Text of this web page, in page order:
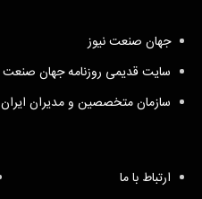
جهان صنعت نیوز
سایت قدیمی روزنامه جهان صنعت
سازمان متخصصین و مدیران ایران
ارتباط با ما